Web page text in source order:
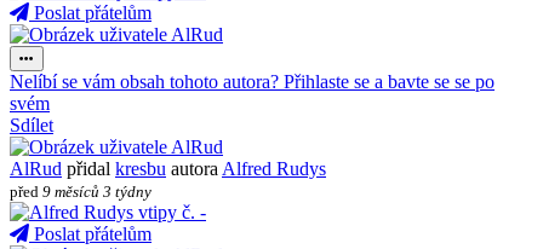
Poslat přátelům
Nelíbí se vám obsah tohoto autora? Přihlaste se a bavte se se po
svém
Sdílet
AlRud přidal kresbu autora Alfred Rudys
před 9 měsíců 3 týdny
Poslat přátelům